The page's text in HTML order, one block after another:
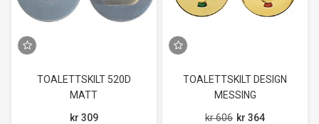
TOALETTSKILT 520D
MATT
kr 309
TOALETTSKILT DESIGN
MESSING
kr 606 kr 364